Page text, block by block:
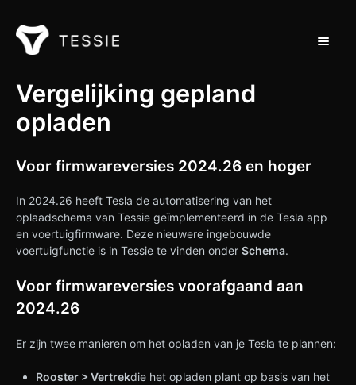
Ondersteuning Thuis
Vergelijking gepland
opladen
Voor firmwareversies 2024.26 en hoger
In 2024.26 heeft Tesla de automatisering van het
oplaadschema van Tessie geïmplementeerd in de Tesla app
en voertuigfirmware. Deze nieuwere ingebouwde
voertuigfunctie is in Tessie te vinden onder Schema.
Voor firmwareversies voorafgaand aan
2024.26
Er zijn twee manieren om het opladen van je Tesla te plannen:
Rooster > Vertrekdie het opladen plant op basis van het